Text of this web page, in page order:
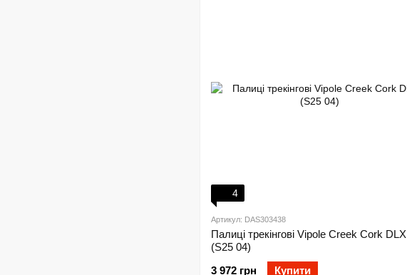
4
Артикул: DAS303438
Палиці трекінгові Vipole Creek Cork DLX
(S25 04)
3 972 грн
Купити